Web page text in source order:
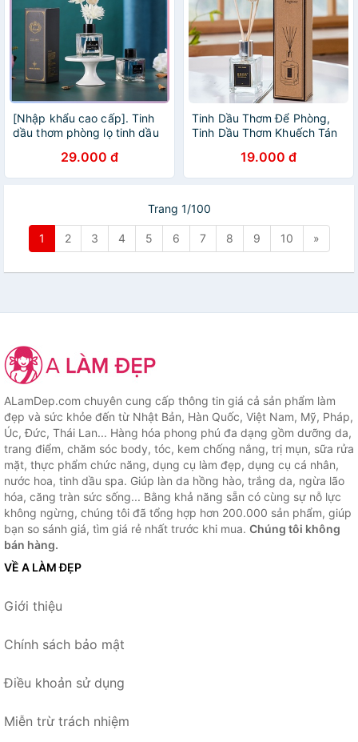
[Nhập khẩu cao cấp]. Tinh
dầu thơm phòng lọ tinh dầu
29.000 đ
Tinh Dầu Thơm Để Phòng,
Tinh Dầu Thơm Khuếch Tán
19.000 đ
Trang 1/100
1 2 3 4 5 6 7 8 9 10 »
ALamDep.com chuyên cung cấp thông tin giá cả sản phẩm làm
đẹp và sức khỏe đến từ Nhật Bản, Hàn Quốc, Việt Nam, Mỹ, Pháp,
Úc, Đức, Thái Lan... Hàng hóa phong phú đa dạng gồm dưỡng da,
trang điểm, chăm sóc body, tóc, kem chống nắng, trị mụn, sữa rửa
mặt, thực phẩm chức năng, dụng cụ làm đẹp, dụng cụ cá nhân,
nước hoa, tinh dầu spa. Giúp làn da hồng hào, trắng da, ngừa lão
hóa, căng tràn sức sống... Bằng khả năng sẵn có cùng sự nỗ lực
không ngừng, chúng tôi đã tổng hợp hơn 200.000 sản phẩm, giúp
bạn so sánh giá, tìm giá rẻ nhất trước khi mua. Chúng tôi không
bán hàng.
VỀ A LÀM ĐẸP
Giới thiệu
Chính sách bảo mật
Điều khoản sử dụng
Miễn trừ trách nhiệm